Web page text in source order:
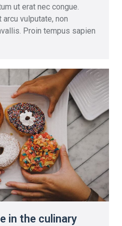
ut erat nec congue.
vulputate, non
Proin tempus sapien
in the culinary